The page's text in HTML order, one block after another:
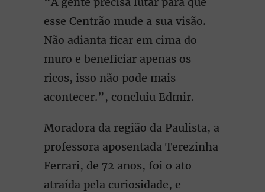
esse Centrão mude a sua visão.
Não adianta ficar em cima do
muro e beneficiar apenas os
ricos, isso não pode mais
acontecer.”, concluiu Edmir.
Moradora da região da Paulista, a
professora aposentada Terezinha
Ferrari, de 72 anos, foi o ato
atraída pela curiosidade, e